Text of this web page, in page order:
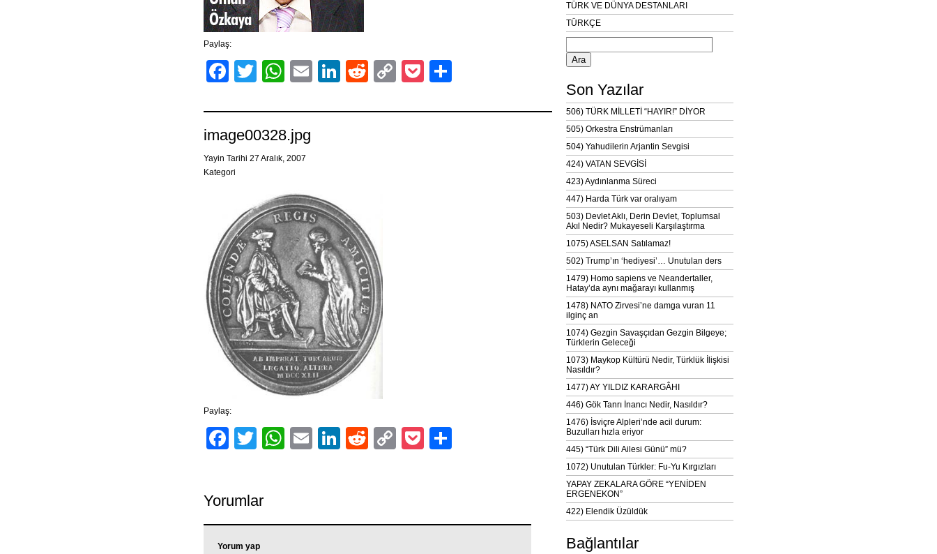
Paylaş:
Facebook
TwitterWhatsApp
EmailLinkedIn
RedditCopyPocket
image00328.jpg
Yayin Tarihi 27 Aralık, 2007
Kategori
Paylaş:
Facebook
TwitterWhatsApp
EmailLinkedIn
RedditCopyPocket
Yorumlar
Yorum yap
TÜRK VE DÜNYA DESTANLARI
TÜRKÇE
Arama:
Son Yazılar
506) TÜRK MİLLETİ “HAYIR!” DİYOR
505) Orkestra Enstrümanları
504) Yahudilerin Arjantin Sevgisi
424) VATAN SEVGİSİ
423) Aydınlanma Süreci
447) Harda Türk var oralıyam
503) Devlet Aklı, Derin Devlet, Toplumsal
Akıl Nedir? Mukayeseli Karşılaştırma
1075) ASELSAN Satılamaz!
502) Trump’ın ‘hediyesi’… Unutulan ders
1479) Homo sapiens ve Neandertaller,
Hatay’da aynı mağarayı kullanmış
1478) NATO Zirvesi’ne damga vuran 11
ilginç an
1074) Gezgin Savaşçıdan Gezgin Bilgeye;
Türklerin Geleceği
1073) Maykop Kültürü Nedir, Türklük İlişkisi
Nasıldır?
1477) AY YILDIZ KARARGÂHI
446) Gök Tanrı İnancı Nedir, Nasıldır?
1476) İsviçre Alpleri’nde acil durum:
Buzulları hızla eriyor
445) “Türk Dili Ailesi Günü” mü?
1072) Unutulan Türkler: Fu-Yu Kırgızları
YAPAY ZEKALARA GÖRE “YENİDEN
ERGENEKON”
422) Elendik Üzüldük
Bağlantılar